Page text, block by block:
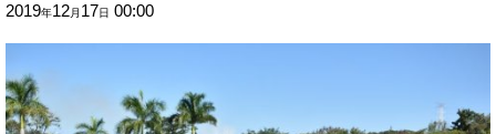
2019年12月 17日 00:00